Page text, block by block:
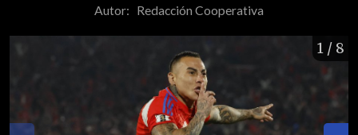
Autor: Redacción Cooperativa
1 / 8